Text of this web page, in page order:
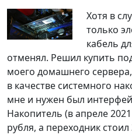
Хотя в
только
кабель
отменял. Решил купить
моего домашнего
в качестве системного
мне и нужен был
Накопитель (в апреле
рубля, а переходник